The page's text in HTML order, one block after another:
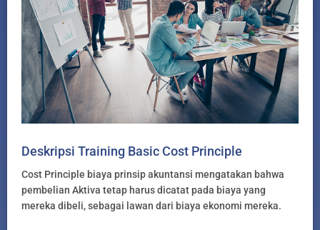
Deskripsi Training Basic Cost Principle
Cost Principle biaya prinsip akuntansi mengatakan bahwa
pembelian Aktiva tetap harus dicatat pada biaya yang
mereka dibeli, sebagai lawan dari biaya ekonomi mereka.